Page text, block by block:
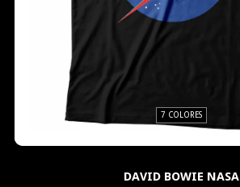
7 COLORES
DAVID BOWIE NASA